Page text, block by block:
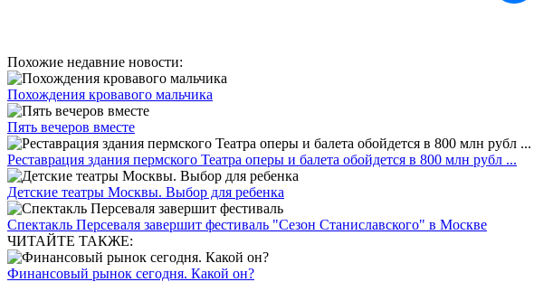
Похожие недавние новости:
Похождения кровавого мальчика
Пять вечеров вместе
Реставрация здания пермского Театра оперы и балета обойдется в 800 млн рубл ...
Детские театры Москвы. Выбор для ребенка
Спектакль Персеваля завершит фестиваль "Сезон Станиславского" в Москве
ЧИТАЙТЕ ТАКЖЕ:
Финансовый рынок сегодня. Какой он?